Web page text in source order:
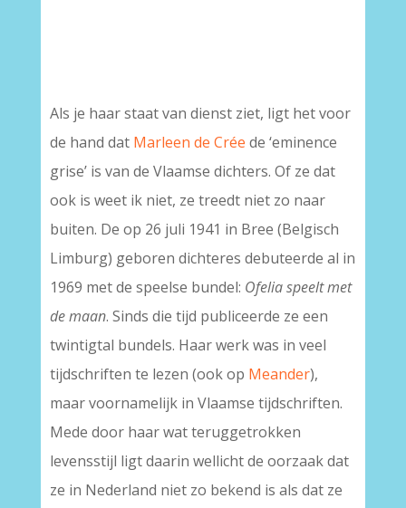
Als je haar staat van dienst ziet, ligt het voor
de hand dat Marleen de Crée de ‘eminence
grise’ is van de Vlaamse dichters. Of ze dat
ook is weet ik niet, ze treedt niet zo naar
buiten. De op 26 juli 1941 in Bree (Belgisch
Limburg) geboren dichteres debuteerde al in
1969 met de speelse bundel: Ofelia speelt met
de maan. Sinds die tijd publiceerde ze een
twintigtal bundels. Haar werk was in veel
tijdschriften te lezen (ook op Meander),
maar voornamelijk in Vlaamse tijdschriften.
Mede door haar wat teruggetrokken
levensstijl ligt daarin wellicht de oorzaak dat
ze in Nederland niet zo bekend is als dat ze